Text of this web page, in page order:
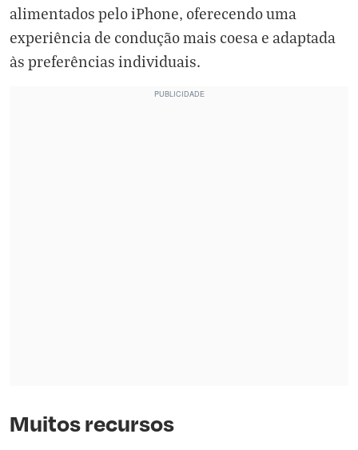
alimentados pelo iPhone, oferecendo uma
experiência de condução mais coesa e adaptada
às preferências individuais.
Muitos recursos